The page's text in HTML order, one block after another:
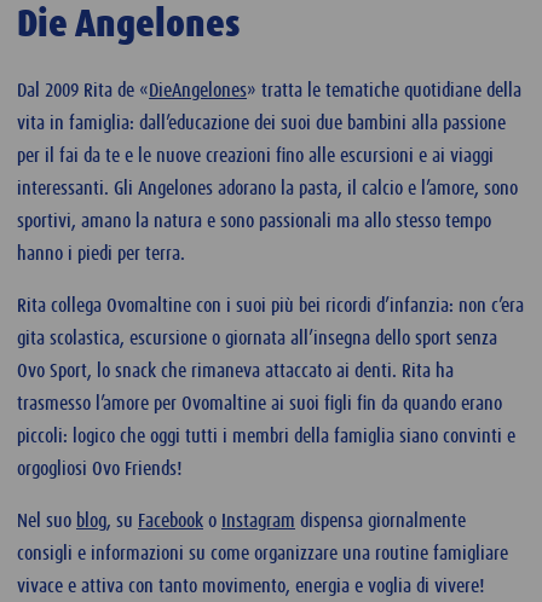
Die Angelones
Dal 2009 Rita de «DieAngelones» tratta le tematiche quotidiane della
vita in famiglia: dall’educazione dei suoi due bambini alla passione
per il fai da te e le nuove creazioni fino alle escursioni e ai viaggi
interessanti. Gli Angelones adorano la pasta, il calcio e l’amore, sono
sportivi, amano la natura e sono passionali ma allo stesso tempo
hanno i piedi per terra.
Rita collega Ovomaltine con i suoi più bei ricordi d’infanzia: non c’era
gita scolastica, escursione o giornata all’insegna dello sport senza
Ovo Sport, lo snack che rimaneva attaccato ai denti. Rita ha
trasmesso l’amore per Ovomaltine ai suoi figli fin da quando erano
piccoli: logico che oggi tutti i membri della famiglia siano convinti e
orgogliosi Ovo Friends!
Nel suo blog, su Facebook o Instagram dispensa giornalmente
consigli e informazioni su come organizzare una routine famigliare
vivace e attiva con tanto movimento, energia e voglia di vivere!